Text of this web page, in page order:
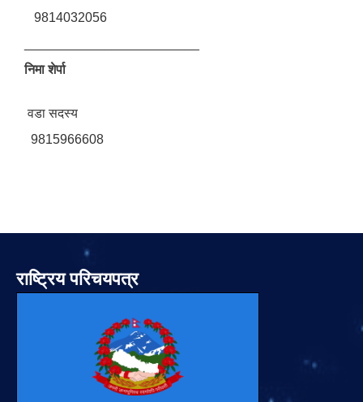
9814032056
निमा शेर्पा
​वडा सदस्य
9815966608
राष्ट्रिय परिचयपत्र